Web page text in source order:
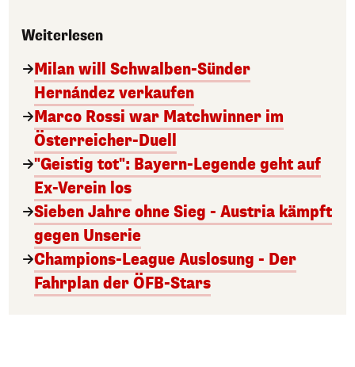
Weiterlesen
Milan will Schwalben-Sünder
Hernández verkaufen
Marco Rossi war Matchwinner im
Österreicher-Duell
"Geistig tot": Bayern-Legende geht auf
Ex-Verein los
Sieben Jahre ohne Sieg - Austria kämpft
gegen Unserie
Champions-League Auslosung - Der
Fahrplan der ÖFB-Stars